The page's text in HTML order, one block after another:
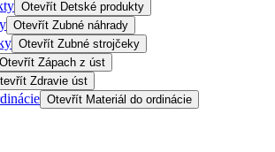
Otevřít Detské produkty
Otevřít Zubné náhrady
Otevřít Zubné strojčeky
Otevřít Zápach z úst
Zdravie úst
Otevřít Materiál do ordinácie